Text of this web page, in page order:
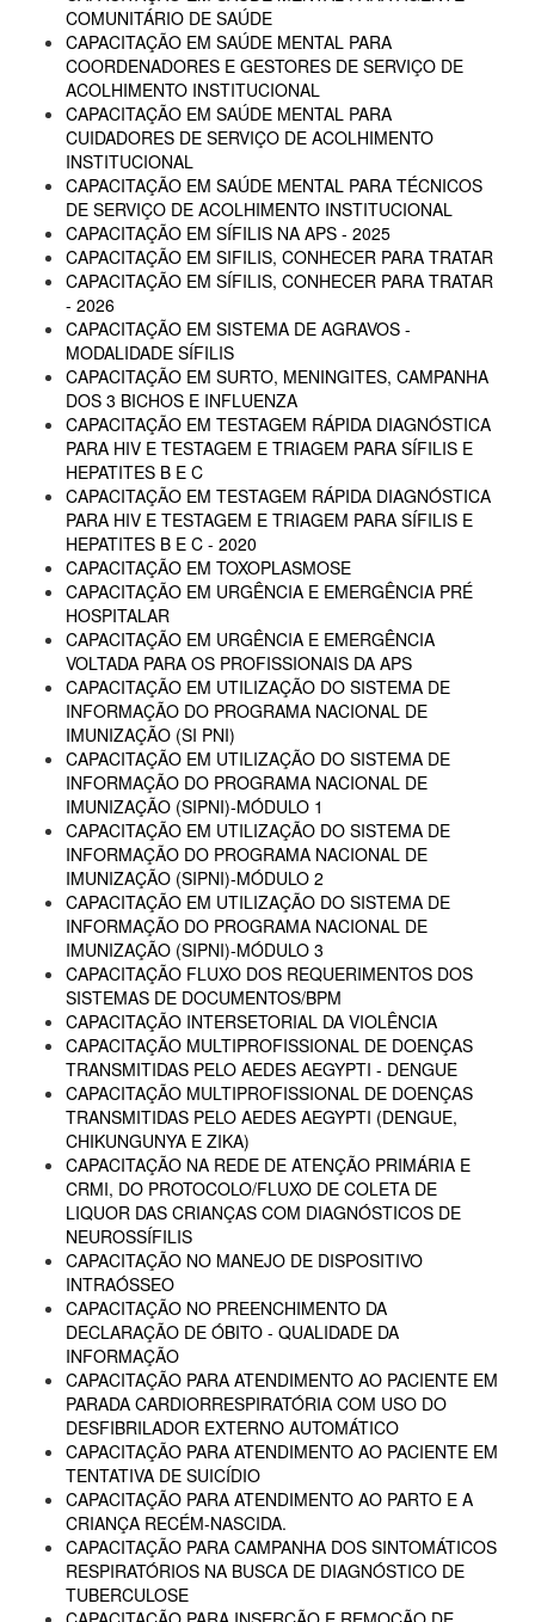
COMUNITÁRIO DE SAÚDE
CAPACITAÇÃO EM SAÚDE MENTAL PARA
COORDENADORES E GESTORES DE SERVIÇO DE
ACOLHIMENTO INSTITUCIONAL
CAPACITAÇÃO EM SAÚDE MENTAL PARA
CUIDADORES DE SERVIÇO DE ACOLHIMENTO
INSTITUCIONAL
CAPACITAÇÃO EM SAÚDE MENTAL PARA TÉCNICOS
DE SERVIÇO DE ACOLHIMENTO INSTITUCIONAL
CAPACITAÇÃO EM SÍFILIS NA APS - 2025
CAPACITAÇÃO EM SIFILIS, CONHECER PARA TRATAR
CAPACITAÇÃO EM SÍFILIS, CONHECER PARA TRATAR
- 2026
CAPACITAÇÃO EM SISTEMA DE AGRAVOS -
MODALIDADE SÍFILIS
CAPACITAÇÃO EM SURTO, MENINGITES, CAMPANHA
DOS 3 BICHOS E INFLUENZA
CAPACITAÇÃO EM TESTAGEM RÁPIDA DIAGNÓSTICA
PARA HIV E TESTAGEM E TRIAGEM PARA SÍFILIS E
HEPATITES B E C
CAPACITAÇÃO EM TESTAGEM RÁPIDA DIAGNÓSTICA
PARA HIV E TESTAGEM E TRIAGEM PARA SÍFILIS E
HEPATITES B E C - 2020
CAPACITAÇÃO EM TOXOPLASMOSE
CAPACITAÇÃO EM URGÊNCIA E EMERGÊNCIA PRÉ
HOSPITALAR
CAPACITAÇÃO EM URGÊNCIA E EMERGÊNCIA
VOLTADA PARA OS PROFISSIONAIS DA APS
CAPACITAÇÃO EM UTILIZAÇÃO DO SISTEMA DE
INFORMAÇÃO DO PROGRAMA NACIONAL DE
IMUNIZAÇÃO (SI PNI)
CAPACITAÇÃO EM UTILIZAÇÃO DO SISTEMA DE
INFORMAÇÃO DO PROGRAMA NACIONAL DE
IMUNIZAÇÃO (SIPNI)-MÓDULO 1
CAPACITAÇÃO EM UTILIZAÇÃO DO SISTEMA DE
INFORMAÇÃO DO PROGRAMA NACIONAL DE
IMUNIZAÇÃO (SIPNI)-MÓDULO 2
CAPACITAÇÃO EM UTILIZAÇÃO DO SISTEMA DE
INFORMAÇÃO DO PROGRAMA NACIONAL DE
IMUNIZAÇÃO (SIPNI)-MÓDULO 3
CAPACITAÇÃO FLUXO DOS REQUERIMENTOS DOS
SISTEMAS DE DOCUMENTOS/BPM
CAPACITAÇÃO INTERSETORIAL DA VIOLÊNCIA
CAPACITAÇÃO MULTIPROFISSIONAL DE DOENÇAS
TRANSMITIDAS PELO AEDES AEGYPTI - DENGUE
CAPACITAÇÃO MULTIPROFISSIONAL DE DOENÇAS
TRANSMITIDAS PELO AEDES AEGYPTI (DENGUE,
CHIKUNGUNYA E ZIKA)
CAPACITAÇÃO NA REDE DE ATENÇÃO PRIMÁRIA E
CRMI, DO PROTOCOLO/FLUXO DE COLETA DE
LIQUOR DAS CRIANÇAS COM DIAGNÓSTICOS DE
NEUROSSÍFILIS
CAPACITAÇÃO NO MANEJO DE DISPOSITIVO
INTRAÓSSEO
CAPACITAÇÃO NO PREENCHIMENTO DA
DECLARAÇÃO DE ÓBITO - QUALIDADE DA
INFORMAÇÃO
CAPACITAÇÃO PARA ATENDIMENTO AO PACIENTE EM
PARADA CARDIORRESPIRATÓRIA COM USO DO
DESFIBRILADOR EXTERNO AUTOMÁTICO
CAPACITAÇÃO PARA ATENDIMENTO AO PACIENTE EM
TENTATIVA DE SUICÍDIO
CAPACITAÇÃO PARA ATENDIMENTO AO PARTO E A
CRIANÇA RECÉM-NASCIDA.
CAPACITAÇÃO PARA CAMPANHA DOS SINTOMÁTICOS
RESPIRATÓRIOS NA BUSCA DE DIAGNÓSTICO DE
TUBERCULOSE